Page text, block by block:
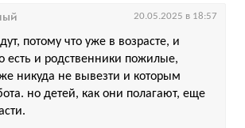
потому что уже в возрасте, и
есть и родственники пожилые,
никуда не вывезти и которым
но детей, как они полагают, еще
20.05.2025 в 18:57